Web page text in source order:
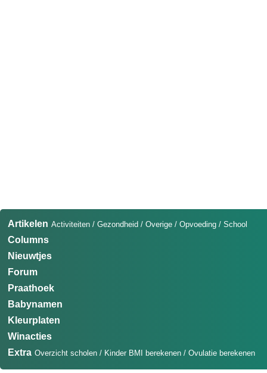
Artikelen Activiteiten / Gezondheid / Overige / Opvoeding / School
Columns
Nieuwtjes
Forum
Praathoek
Babynamen
Kleurplaten
Winacties
Extra Overzicht scholen / Kinder BMI berekenen / Ovulatie berekenen